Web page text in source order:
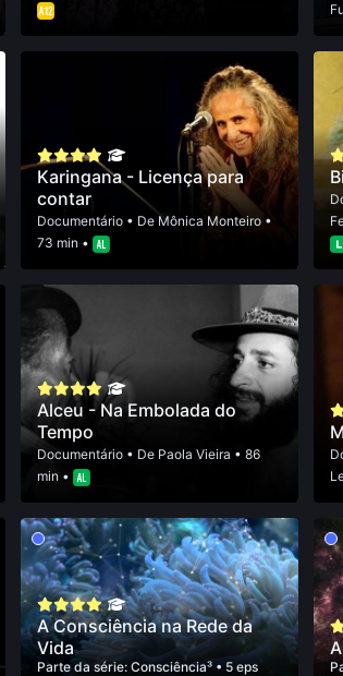
Karingana - Licença para
contar
Documentário • De Mônica Monteiro •
73 min •
Alceu - Na Embolada do
Tempo
Documentário • De Paola Vieira • 86
min •
A Consciência na Rede da
Vida
Parte da série:Consciência³ • 5 eps